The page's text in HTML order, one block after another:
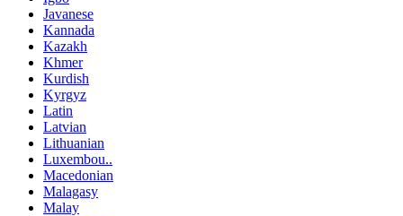
Javanese
Kannada
Kazakh
Khmer
Kurdish
Kyrgyz
Latin
Latvian
Lithuanian
Luxembou..
Macedonian
Malagasy
Malay